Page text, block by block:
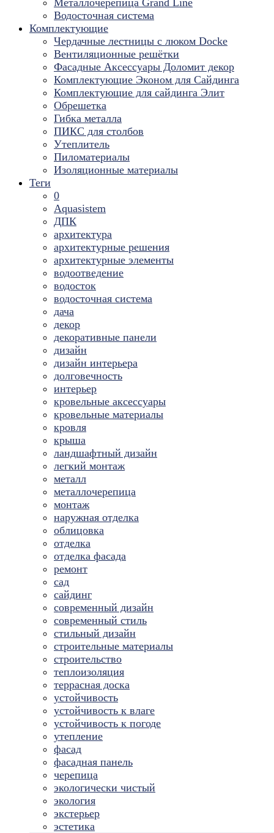
Металлочерепица Grand Line
Водосточная система
Комплектующие
Чердачные лестницы с люком Docke
Вентиляционные решётки
Фасадные Аксессуары Доломит декор
Комплектующие Эконом для Сайдинга
Комплектующие для cайдинга Элит
Обрешетка
Гибка металла
ПИКС для столбов
Утеплитель
Пиломатериалы
Изоляционные материалы
Теги
0
Aquasistem
ДПК
архитектура
архитектурные решения
архитектурные элементы
водоотведение
водосток
водосточная система
дача
декор
декоративные панели
дизайн
дизайн интерьера
долговечность
интерьер
кровельные аксессуары
кровельные материалы
кровля
крыша
ландшафтный дизайн
легкий монтаж
металл
металлочерепица
монтаж
наружная отделка
облицовка
отделка
отделка фасада
ремонт
сад
сайдинг
современный дизайн
современный стиль
стильный дизайн
строительные материалы
строительство
теплоизоляция
террасная доска
устойчивость
устойчивость к влаге
устойчивость к погоде
утепление
фасад
фасадная панель
черепица
экологически чистый
экология
экстерьер
эстетика